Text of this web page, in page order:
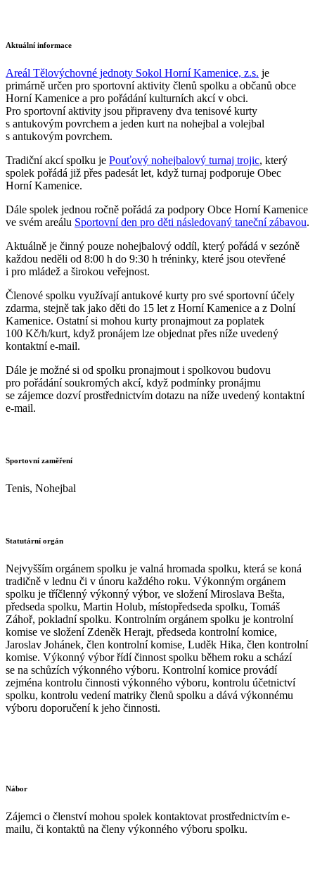
Aktuální informace
Areál Tělovýchovné jednoty Sokol Horní Kamenice, z.s. je
primárně určen pro sportovní aktivity členů spolku a občanů obce
Horní Kamenice a pro pořádání kulturních akcí v obci.
Pro sportovní aktivity jsou připraveny dva tenisové kurty
s antukovým povrchem a jeden kurt na nohejbal a volejbal
s antukovým povrchem.
Tradiční akcí spolku je Pouťový nohejbalový turnaj trojic, který
spolek pořádá již přes padesát let, když turnaj podporuje Obec
Horní Kamenice.
Dále spolek jednou ročně pořádá za podpory Obce Horní Kamenice
ve svém areálu Sportovní den pro děti následovaný taneční zábavou.
Aktuálně je činný pouze nohejbalový oddíl, který pořádá v sezóně
každou neděli od 8:00 h do 9:30 h tréninky, které jsou otevřené
i pro mládež a širokou veřejnost.
Členové spolku využívají antukové kurty pro své sportovní účely
zdarma, stejně tak jako děti do 15 let z Horní Kamenice a z Dolní
Kamenice. Ostatní si mohou kurty pronajmout za poplatek
100 Kč/h/kurt, když pronájem lze objednat přes níže uvedený
kontaktní e-mail.
Dále je možné si od spolku pronajmout i spolkovou budovu
pro pořádání soukromých akcí, když podmínky pronájmu
se zájemce dozví prostřednictvím dotazu na níže uvedený kontaktní
e-mail.
Sportovní zaměření
Tenis, Nohejbal
Statutární orgán
Nejvyšším orgánem spolku je valná hromada spolku, která se koná
tradičně v lednu či v únoru každého roku. Výkonným orgánem
spolku je tříčlenný výkonný výbor, ve složení Miroslava Bešta,
předseda spolku, Martin Holub, místopředseda spolku, Tomáš
Záhoř, pokladní spolku. Kontrolním orgánem spolku je kontrolní
komise ve složení Zdeněk Herajt, předseda kontrolní komice,
Jaroslav Johánek, člen kontrolní komise, Luděk Hika, člen kontrolní
komise. Výkonný výbor řídí činnost spolku během roku a schází
se na schůzích výkonného výboru. Kontrolní komice provádí
zejména kontrolu činnosti výkonného výboru, kontrolu účetnictví
spolku, kontrolu vedení matriky členů spolku a dává výkonnému
výboru doporučení k jeho činnosti.
Nábor
Zájemci o členství mohou spolek kontaktovat prostřednictvím e-
mailu, či kontaktů na členy výkonného výboru spolku.